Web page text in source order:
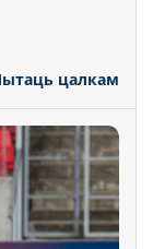
цалкам